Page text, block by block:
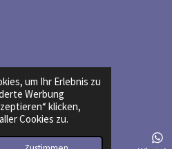
um Ihr Erlebnis zu
Werbung
klicken,
Cookies zu.